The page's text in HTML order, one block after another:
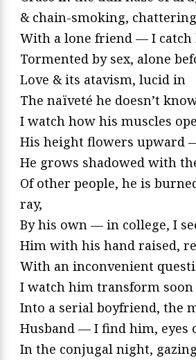
& chain-smoking,
With a lone friend — I
Tormented by sex, alone
Love & its atavism, lucid in
The naïveté he doesn’t
I watch how his muscles
His height flowers upward
He grows shadowed with
Of other people, he is
ray,
By his own — in college, I
Him with his hand raised,
With an inconvenient
I watch him transform soon
Into a serial boyfriend, the
Husband — I find him, eyes
In the conjugal night,